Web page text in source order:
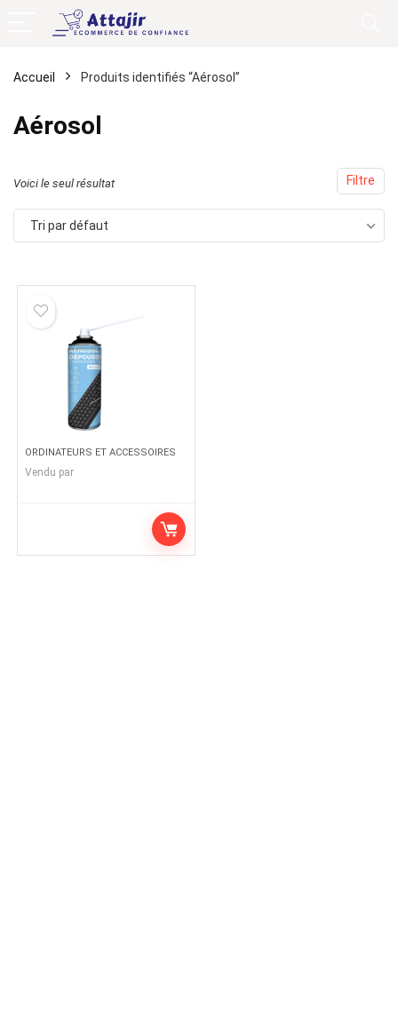
Accueil Produits identifiés “Aérosol”
Aérosol
Filtre
Voici le seul résultat
Tri par défaut
ORDINATEURS ET ACCESSOIRES
Vendu par